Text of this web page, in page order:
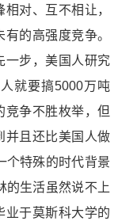
对、互不相让，
的高强度竞争。
一步，美国人研究
就要搞5000万吨
争不胜枚举，但
并且还比美国人做
个特殊的时代背景
的生活虽然说不上
业于莫斯科大学的